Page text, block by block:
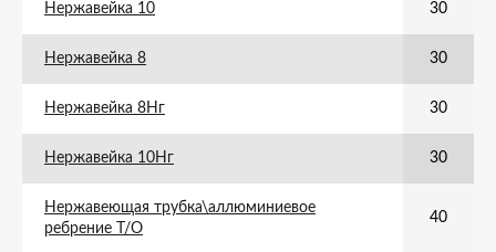
Нержавейка 10 30
Нержавейка 8 30
Нержавейка 8Нг 30
Нержавейка 10Нг 30
Нержавеющая трубка\аллюминиевое
ребрение Т/О
40